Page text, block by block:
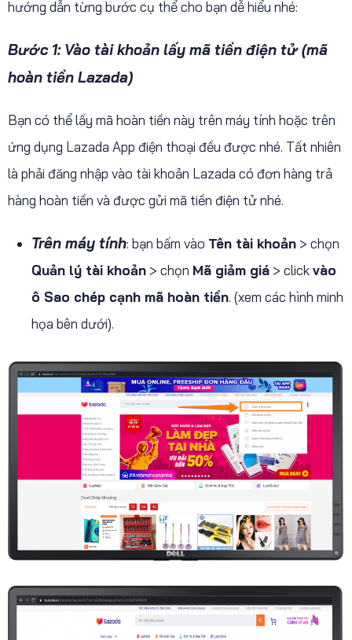
hướng dẫn từng bước cụ thể cho bạn dễ hiểu nhé:
Bước 1: Vào tài khoản lấy mã tiền điện tử (mã
hoàn tiền Lazada)
Bạn có thể lấy mã hoàn tiền này trên máy tính hoặc trên
ứng dụng Lazada App điện thoại đều được nhé. Tất nhiên
là phải đăng nhập vào tài khoản Lazada có đơn hàng trả
hàng hoàn tiền và được gửi mã tiền điện tử nhé.
Trên máy tính: bạn bấm vào Tên tài khoản > chọn
Quản lý tài khoản > chọn Mã giảm giá > clickvào
ô Sao chép cạnh mã hoàn tiền. (xem các hình minh
họa bên dưới).